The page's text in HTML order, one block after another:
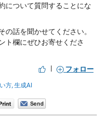
について質問することにな
の話を聞かせてください。
ト欄にぜひお寄せくださ
|
フォロー
方, 生成AI